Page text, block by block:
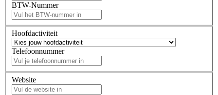
BTW-Nummer
Hoofdactiviteit
Telefoonnummer
Website